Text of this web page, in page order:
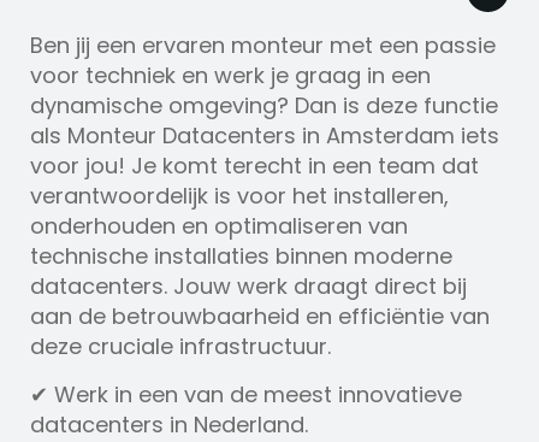
Ben jij een ervaren monteur met een passie
voor techniek en werk je graag in een
dynamische omgeving? Dan is deze functie
als Monteur Datacenters in Amsterdam iets
voor jou! Je komt terecht in een team dat
verantwoordelijk is voor het installeren,
onderhouden en optimaliseren van
technische installaties binnen moderne
datacenters. Jouw werk draagt direct bij
aan de betrouwbaarheid en efficiëntie van
deze cruciale infrastructuur.
✔ Werk in een van de meest innovatieve
datacenters in Nederland.